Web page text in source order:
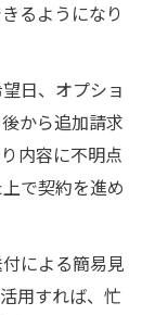
るようになり
日、オプショ
から追加請求
内容に不明点
で契約を進め
による簡易見
用すれば、忙